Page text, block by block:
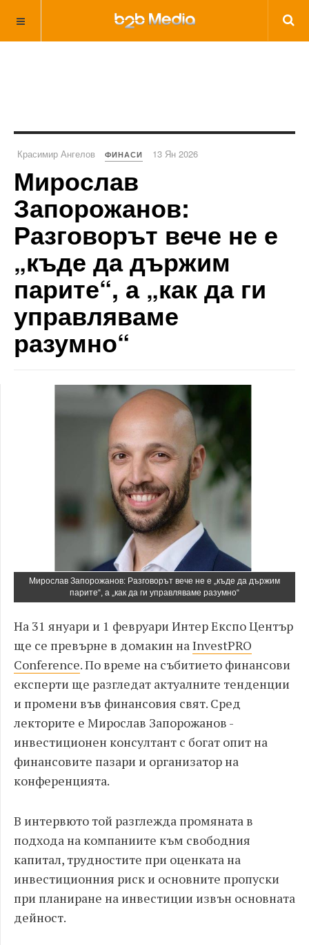
Красимир Ангелов ФИНАСИ 13 Ян 2026
Мирослав
Запорожанов:
Разговорът вече не е
„къде да държим
парите“, а „как да ги
управляваме
разумно“
Мирослав Запорожанов: Разговорът вече не е „къде да държим
парите“, а „как да ги управляваме разумно“
На 31 януари и 1 февруари Интер Експо Център
ще се превърне в домакин наInvestPRO
Conference. По време на събитието финансови
експерти ще разгледат актуалните тенденции
и промени във финансовия свят. Сред
лекторите е Мирослав Запорожанов -
инвестиционен консултант с богат опит на
финансовите пазари и организатор на
конференцията.
В интервюто той разглежда промяната в
подхода на компаниите към свободния
капитал, трудностите при оценката на
инвестиционния риск и основните пропуски
при планиране на инвестиции извън основната
дейност.